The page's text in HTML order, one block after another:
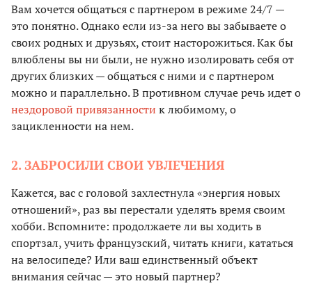
Вам хочется общаться с партнером в режиме 24/7 —
это понятно. Однако если из-за него вы забываете о
своих родных и друзьях, стоит насторожиться. Как бы
влюблены вы ни были, не нужно изолировать себя от
других близких — общаться с ними и с партнером
можно и параллельно. В противном случае речь идет о
нездоровой привязанности к любимому, о
зацикленности на нем.
2. ЗАБРОСИЛИ СВОИ УВЛЕЧЕНИЯ
Кажется, вас с головой захлестнула «энергия новых
отношений», раз вы перестали уделять время своим
хобби. Вспомните: продолжаете ли вы ходить в
спортзал, учить французский, читать книги, кататься
на велосипеде? Или ваш единственный объект
внимания сейчас — это новый партнер?